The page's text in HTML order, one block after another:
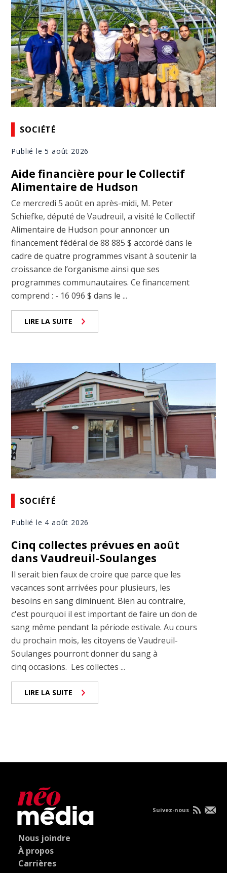
SOCIÉTÉ
Publié le 5 août 2026
Aide financière pour le Collectif
Alimentaire de Hudson
Ce mercredi 5 août en après-midi, M. Peter
Schiefke, député de Vaudreuil, a visité le Collectif
Alimentaire de Hudson pour annoncer un
financement fédéral de 88 885 $ accordé dans le
cadre de quatre programmes visant à soutenir la
croissance de l’organisme ainsi que ses
programmes communautaires. Ce financement
comprend : - 16 096 $ dans le ...
LIRE LA SUITE
SOCIÉTÉ
Publié le 4 août 2026
Cinq collectes prévues en août
dans Vaudreuil-Soulanges
Il serait bien faux de croire que parce que les
vacances sont arrivées pour plusieurs, les
besoins en sang diminuent. Bien au contraire,
c'est pourquoi il est important de faire un don de
sang même pendant la période estivale. Au cours
du prochain mois, les citoyens de Vaudreuil-
Soulanges pourront donner du sang à
cinq occasions. Les collectes ...
LIRE LA SUITE
Nous joindre
À propos
Carrières
Suivez-nous